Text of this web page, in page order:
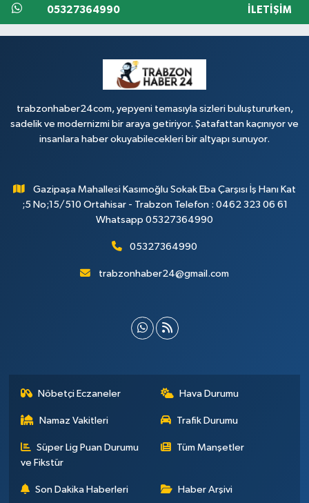
05327364990 İLETIŞIM
trabzonhaber24com, yepyeni temasıyla sizleri buluştururken,
sadelik ve modernizmi bir araya getiriyor. Şatafattan kaçınıyor ve
insanlara haber okuyabilecekleri bir altyapı sunuyor.
Gazipaşa Mahallesi Kasımoğlu Sokak Eba Çarşısı İş Hanı Kat
;5 No;15/510 Ortahisar - Trabzon Telefon : 0462 323 06 61
Whatsapp 05327364990
05327364990
trabzonhaber24@gmail.com
Nöbetçi Eczaneler Hava Durumu
Namaz Vakitleri Trafik Durumu
Süper Lig Puan Durumu
ve Fikstür
Tüm Manşetler
Son Dakika Haberleri Haber Arşivi